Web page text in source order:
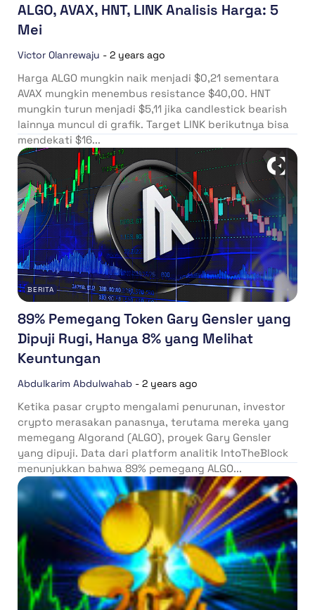
ALGO, AVAX, HNT, LINK Analisis Harga: 5
Mei
Victor Olanrewaju - 2 years ago
Harga ALGO mungkin naik menjadi $0,21 sementara
AVAX mungkin menembus resistance $40,00. HNT
mungkin turun menjadi $5,11 jika candlestick bearish
lainnya muncul di grafik. Target LINK berikutnya bisa
mendekati $16...
BERITA
89% Pemegang Token Gary Gensler yang
Dipuji Rugi, Hanya 8% yang Melihat
Keuntungan
Abdulkarim Abdulwahab - 2 years ago
Ketika pasar crypto mengalami penurunan, investor
crypto merasakan panasnya, terutama mereka yang
memegang Algorand (ALGO), proyek Gary Gensler
yang dipuji. Data dari platform analitik IntoTheBlock
menunjukkan bahwa 89% pemegang ALGO...